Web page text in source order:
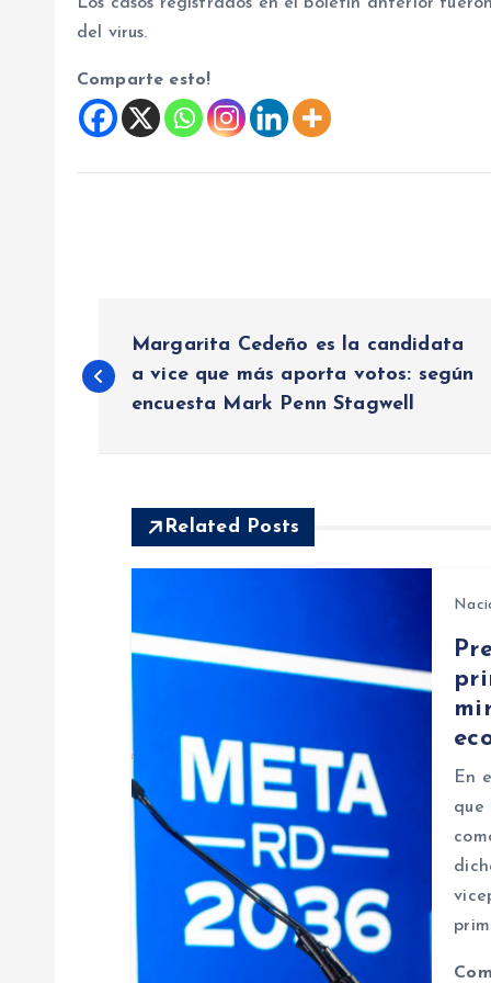
del virus.
Comparte esto!
a
Margarita Cedeño es la candidata
a vice que más aporta votos: según
encuesta Mark Penn Stagwell
Related Posts
En
que